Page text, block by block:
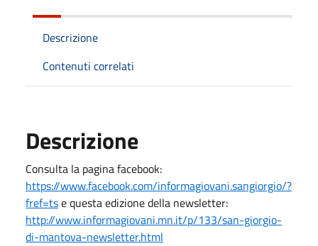
Descrizione
Contenuti correlati
Descrizione
Consulta la pagina facebook:
https://www.facebook.com/informagiovani.sangiorgio/?
fref=tse questa edizione della newsletter:
http://www.informagiovani.mn.it/p/133/san-giorgio-
di-mantova-newsletter.html